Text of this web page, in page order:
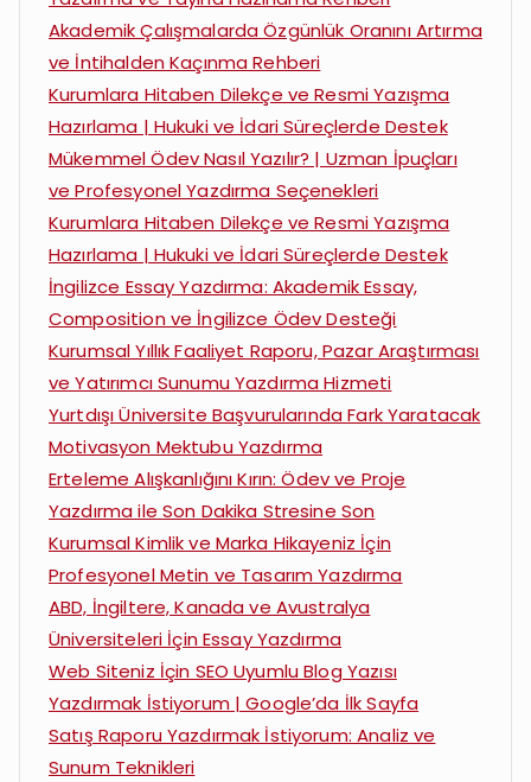
Akademik Çalışmalarda Özgünlük Oranını Artırma
ve İntihalden Kaçınma Rehberi
Kurumlara Hitaben Dilekçe ve Resmi Yazışma
Hazırlama | Hukuki ve İdari Süreçlerde Destek
Mükemmel Ödev Nasıl Yazılır? | Uzman İpuçları
ve Profesyonel Yazdırma Seçenekleri
Kurumlara Hitaben Dilekçe ve Resmi Yazışma
Hazırlama | Hukuki ve İdari Süreçlerde Destek
İngilizce Essay Yazdırma: Akademik Essay,
Composition ve İngilizce Ödev Desteği
Kurumsal Yıllık Faaliyet Raporu, Pazar Araştırması
ve Yatırımcı Sunumu Yazdırma Hizmeti
Yurtdışı Üniversite Başvurularında Fark Yaratacak
Motivasyon Mektubu Yazdırma
Erteleme Alışkanlığını Kırın: Ödev ve Proje
Yazdırma ile Son Dakika Stresine Son
Kurumsal Kimlik ve Marka Hikayeniz İçin
Profesyonel Metin ve Tasarım Yazdırma
ABD, İngiltere, Kanada ve Avustralya
Üniversiteleri İçin Essay Yazdırma
Web Siteniz İçin SEO Uyumlu Blog Yazısı
Yazdırmak İstiyorum | Google’da İlk Sayfa
Satış Raporu Yazdırmak İstiyorum: Analiz ve
Sunum Teknikleri